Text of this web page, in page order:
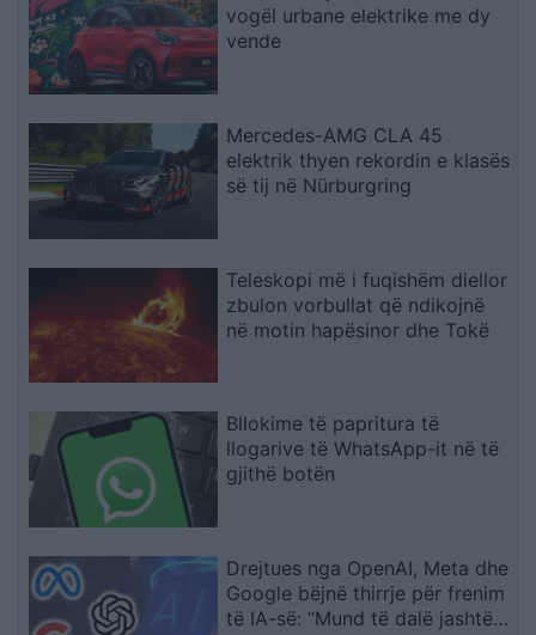
vogël urbane elektrike me dy
vende
Mercedes-AMG CLA 45
elektrik thyen rekordin e klasës
së tij në Nürburgring
Teleskopi më i fuqishëm diellor
zbulon vorbullat që ndikojnë
në motin hapësinor dhe Tokë
Bllokime të papritura të
llogarive të WhatsApp-it në të
gjithë botën
Drejtues nga OpenAI, Meta dhe
Google bëjnë thirrje për frenim
të IA-së: “Mund të dalë jashtë